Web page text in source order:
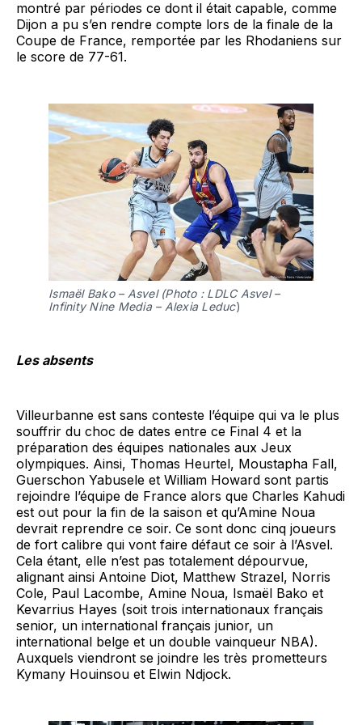
montré par périodes ce dont il était capable, comme
Dijon a pu s’en rendre compte lors de la finale de la
Coupe de France, remportée par les Rhodaniens sur
le score de 77-61.
Ismaël Bako – Asvel (Photo : LDLC Asvel –
Infinity Nine Media – Alexia Leduc)
Les absents
Villeurbanne est sans conteste l’équipe qui va le plus
souffrir du choc de dates entre ce Final 4 et la
préparation des équipes nationales aux Jeux
olympiques. Ainsi, Thomas Heurtel, Moustapha Fall,
Guerschon Yabusele et William Howard sont partis
rejoindre l’équipe de France alors que Charles Kahudi
est out pour la fin de la saison et qu’Amine Noua
devrait reprendre ce soir. Ce sont donc cinq joueurs
de fort calibre qui vont faire défaut ce soir à l’Asvel.
Cela étant, elle n’est pas totalement dépourvue,
alignant ainsi Antoine Diot, Matthew Strazel, Norris
Cole, Paul Lacombe, Amine Noua, Ismaël Bako et
Kevarrius Hayes (soit trois internationaux français
senior, un international français junior, un
international belge et un double vainqueur NBA).
Auxquels viendront se joindre les très prometteurs
Kymany Houinsou et Elwin Ndjock.